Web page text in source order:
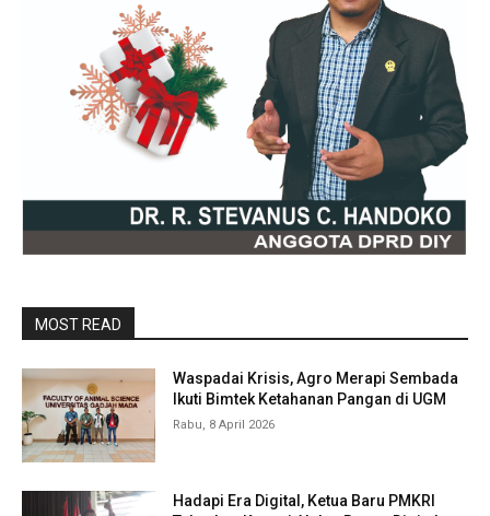
MOST READ
Waspadai Krisis, Agro Merapi Sembada
Ikuti Bimtek Ketahanan Pangan di UGM
Rabu, 8 April 2026
Hadapi Era Digital, Ketua Baru PMKRI